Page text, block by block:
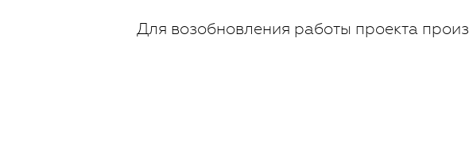
Для возобновления работы проекта